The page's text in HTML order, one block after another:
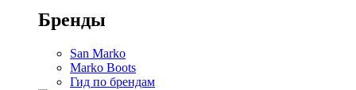
Бренды
San Marko
Marko Boots
Гид по брендам